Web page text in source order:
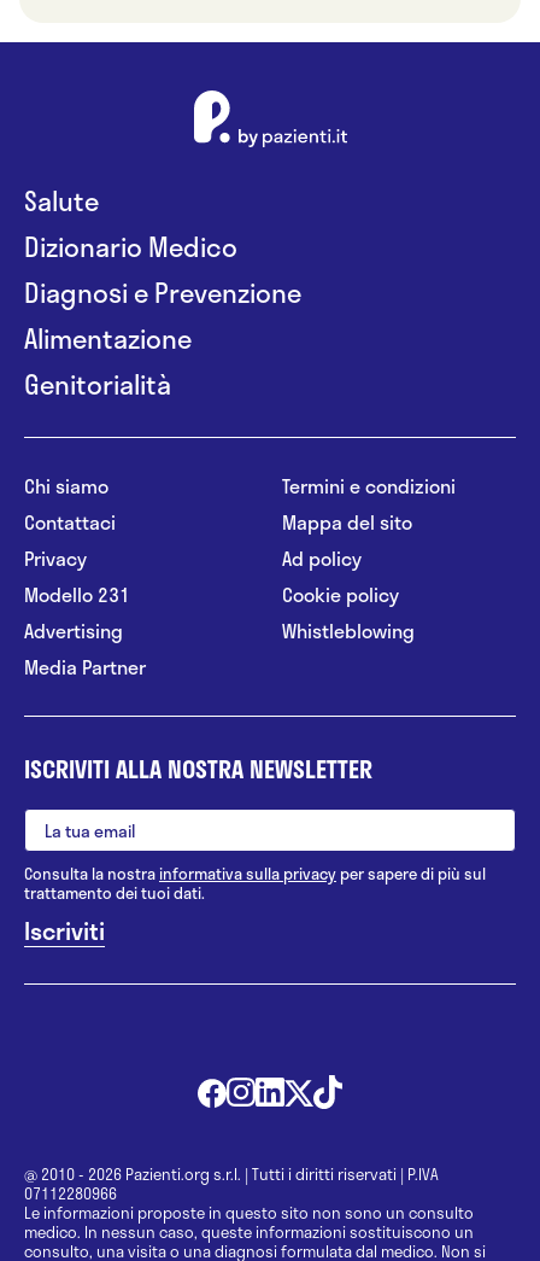
Salute
Dizionario Medico
Diagnosi e Prevenzione
Alimentazione
Genitorialità
Chi siamo
Contattaci
Privacy
Modello 231
Advertising
Media Partner
Termini e condizioni
Mappa del sito
Ad policy
Cookie policy
Whistleblowing
ISCRIVITI ALLA NOSTRA NEWSLETTER
Consulta la nostrainformativa sulla privacy per sapere di più sul
trattamento dei tuoi dati.
@ 2010 - 2026 Pazienti.org s.r.l. | Tutti i diritti riservati | P.IVA
07112280966
Le informazioni proposte in questo sito non sono un consulto
medico. In nessun caso, queste informazioni sostituiscono un
consulto, una visita o una diagnosi formulata dal medico. Non si